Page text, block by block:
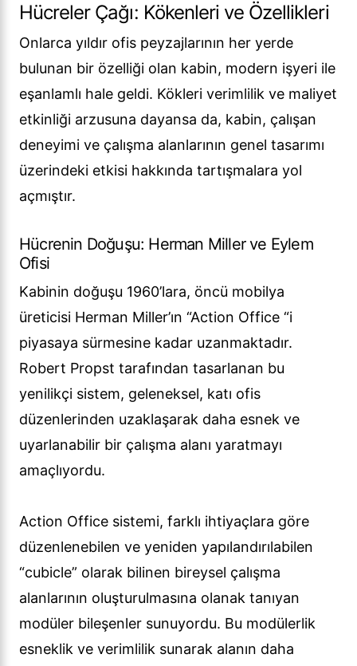
Hücreler Çağı: Kökenleri ve Özellikleri
Onlarca yıldır ofis peyzajlarının her yerde
bulunan bir özelliği olan kabin, modern işyeri ile
eşanlamlı hale geldi. Kökleri verimlilik ve maliyet
etkinliği arzusuna dayansa da, kabin, çalışan
deneyimi ve çalışma alanlarının genel tasarımı
üzerindeki etkisi hakkında tartışmalara yol
açmıştır.
Hücrenin Doğuşu: Herman Miller ve Eylem
Ofisi
Kabinin doğuşu 1960’lara, öncü mobilya
üreticisi Herman Miller’ın “Action Office “i
piyasaya sürmesine kadar uzanmaktadır.
Robert Propst tarafından tasarlanan bu
yenilikçi sistem, geleneksel, katı ofis
düzenlerinden uzaklaşarak daha esnek ve
uyarlanabilir bir çalışma alanı yaratmayı
amaçlıyordu.
Action Office sistemi, farklı ihtiyaçlara göre
düzenlenebilen ve yeniden yapılandırılabilen
“cubicle” olarak bilinen bireysel çalışma
alanlarının oluşturulmasına olanak tanıyan
modüler bileşenler sunuyordu. Bu modülerlik
esneklik ve verimlilik sunarak alanın daha